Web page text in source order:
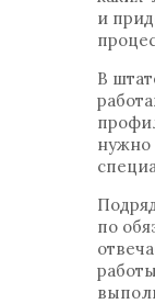
и
В
нужно
по